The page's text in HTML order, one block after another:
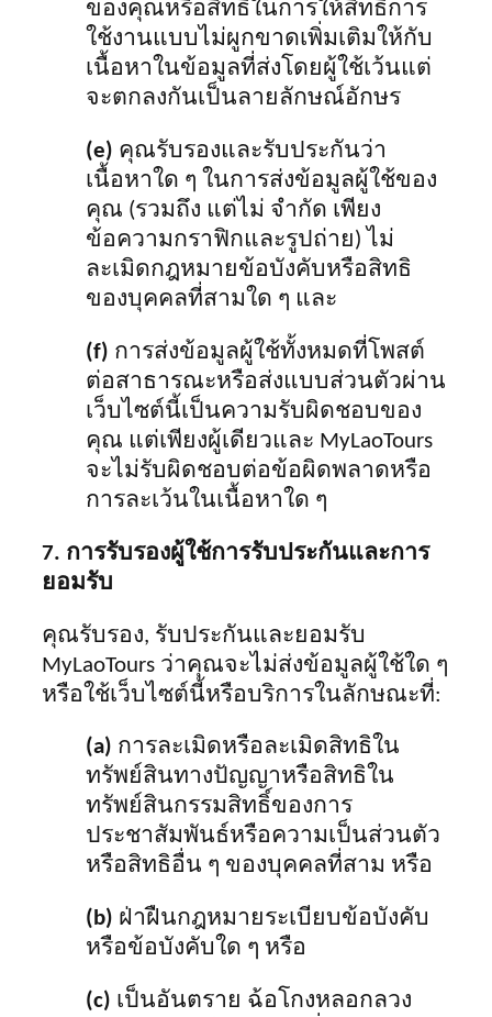
ของคุณหรือสิทธิ์ในการให้สิทธิ์การ
ใช้งานแบบไม่ผูกขาดเพิ่มเติมให้กับ
เนื้อหาในข้อมูลที่ส่งโดยผู้ใช้เว้นแต่
จะตกลงกันเป็นลายลักษณ์อักษร
(e) คุณรับรองและรับประกันว่า
เนื้อหาใด ๆ ในการส่งข้อมูลผู้ใช้ของ
คุณ (รวมถึง แต่ไม่ จำกัด เพียง
ข้อความกราฟิกและรูปถ่าย) ไม่
ละเมิดกฎหมายข้อบังคับหรือสิทธิ
ของบุคคลที่สามใด ๆ และ
(f) การส่งข้อมูลผู้ใช้ทั้งหมดที่โพสต์
ต่อสาธารณะหรือส่งแบบส่วนตัวผ่าน
เว็บไซต์นี้เป็นความรับผิดชอบของ
คุณ แต่เพียงผู้เดียวและ MyLaoTours
จะไม่รับผิดชอบต่อข้อผิดพลาดหรือ
การละเว้นในเนื้อหาใด ๆ
7. การรับรองผู้ใช้การรับประกันและการ
ยอมรับ
คุณรับรอง, รับประกันและยอมรับ
MyLaoTours ว่าคุณจะไม่ส่งข้อมูลผู้ใช้ใด ๆ
หรือใช้เว็บไซต์นี้หรือบริการในลักษณะที่:
(a) การละเมิดหรือละเมิดสิทธิใน
ทรัพย์สินทางปัญญาหรือสิทธิใน
ทรัพย์สินกรรมสิทธิ์ของการ
ประชาสัมพันธ์หรือความเป็นส่วนตัว
หรือสิทธิอื่น ๆ ของบุคคลที่สาม หรือ
(b) ฝ่าฝืนกฎหมายระเบียบข้อบังคับ
หรือข้อบังคับใด ๆ หรือ
(c) เป็นอันตราย ฉ้อโกงหลอกลวง